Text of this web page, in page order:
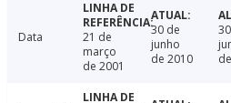
Data
21 de
março
de 2001
30 de
junho
de 2010